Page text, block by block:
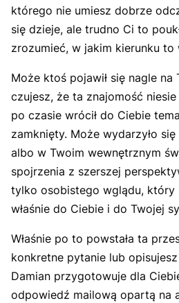
którego nie umiesz dobrze
się dzieje, ale trudno Ci to
zrozumieć, w jakim kierunku to
Może ktoś pojawił się nagle na
czujesz, że ta znajomość
po czasie wrócił do Ciebie
zamknięty. Może wydarzyło
albo w Twoim wewnętrznym
spojrzenia z szerszej
tylko osobistego wglądu, który
właśnie do Ciebie i do Twojej
Właśnie po to powstała ta
konkretne pytanie lub
Damian przygotowuje dla
odpowiedź mailową opartą na